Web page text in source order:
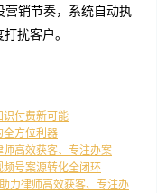
销节奏，系统自动执
扰客户。
付费新可能
方位利器
高效获客、专注办案
号案源转化全闭环
力律师高效获客、专注办